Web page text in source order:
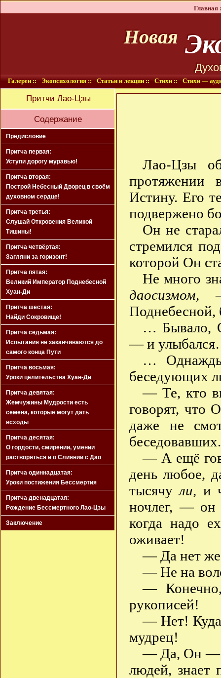
Главная
Новая
Галереи :: Экопсихология :: Статьи и лекции :: Стихи :: Стихи —
Притчи Лао-Цзы
Содержание
Предисловие
Притча первая:
Уступи дорогу муравью!
Притча вторая:
Построй Небесный Дворец в своём
духовном сердце!
Притча третья:
Слушай Откровения Великой
Тишины!
Притча четвёртая:
Загляни за горизонт!
Притча пятая:
Великий Император Поднебесной
Хуан-Ди
Притча шестая:
Найди Сокровище!
Притча седьмая:
Испытания не заканчиваются до
самого конца Пути
Притча восьмая:
Уроки целительства Хуан-Ди
Притча девятая:
Жемчужины Мудрости есть
семена, которые могут дать
всходы
Притча десятая:
О гордости, смирении, умении
растворяться и о Слиянии с Дао
Притча одиннадцатая:
Уроки постижения Бессмертия
Притча двенадцатая:
Рождение Бессмертного Лао-Цзы
Заключение
Лао-Цзы
протяжении
Истину. Его
подвержено
Он не
стремился
которой Он
Не много
даосизмом,
Поднебесной,
… Бывало,
— и
…
беседующих
— Те, кто
говорят, что
даже не
беседовавших.
— А ещё
день любое,
тысячули, и
ночлег, — он
когда надо
оживает!
— Да нет
— Не на
—
рукописей!
— Нет!
мудрец!
— Да, Он —
людей, знает